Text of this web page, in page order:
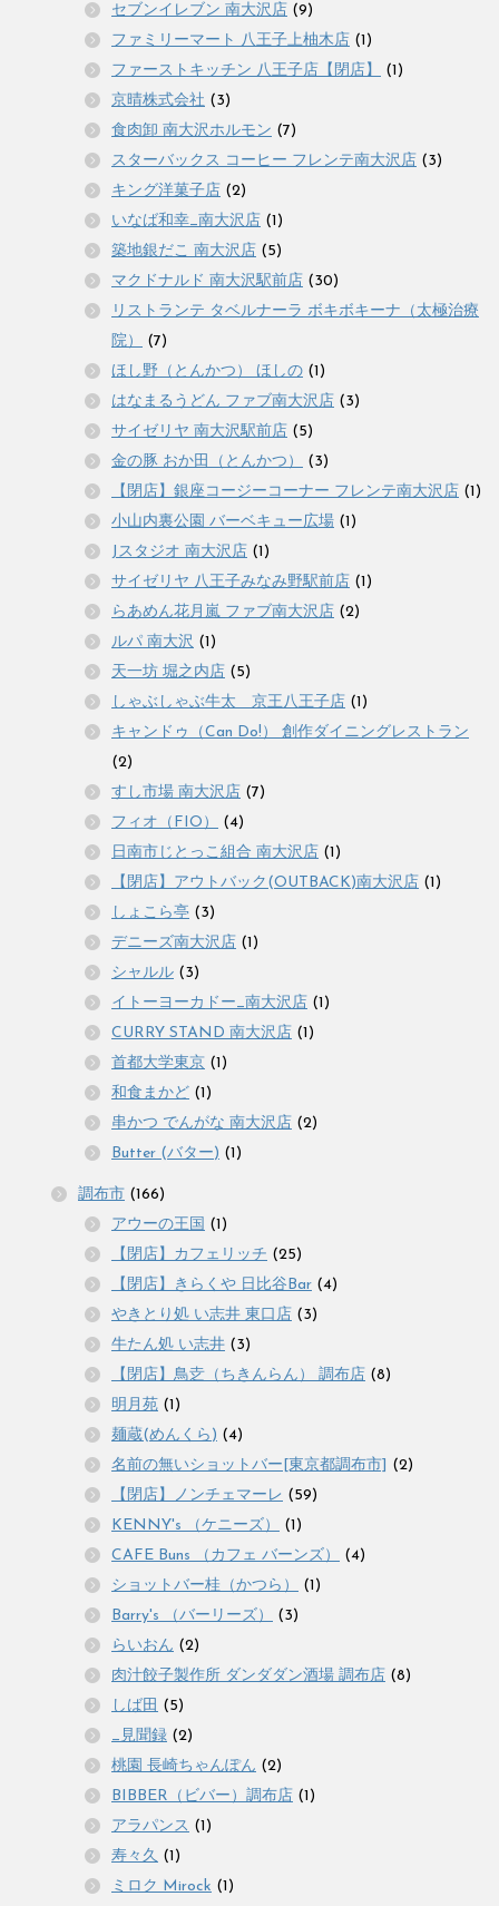
セブンイレブン 南大沢店 (9)
ファミリーマート 八王子上柚木店 (1)
ファーストキッチン 八王子店【閉店】
(1)
京晴株式会社 (3)
食肉卸 南大沢ホルモン (7)
スターバックス コーヒー フレンテ南大沢店 (3)
キング洋菓子店 (2)
いなば和幸_南大沢店 (1)
築地銀だこ 南大沢店 (5)
マクドナルド 南大沢駅前店 (30)
リストランテ タベルナーラ ボキボキーナ（太極治療
院）
(7)
ほし野（とんかつ） ほしの (1)
はなまるうどん ファブ南大沢店 (3)
サイゼリヤ 南大沢駅前店 (5)
金の豚 おか田（とんかつ）
(3)
【閉店】銀座コージーコーナー フレンテ南大沢店 (1)
小山内裏公園 バーベキュー広場 (1)
Jスタジオ 南大沢店 (1)
サイゼリヤ 八王子みなみ野駅前店 (1)
らあめん花月嵐 ファブ南大沢店 (2)
ルパ 南大沢 (1)
天一坊 堀之内店 (5)
しゃぶしゃぶ牛太 京王八王子店 (1)
キャンドゥ（Can Do!） 創作ダイニングレストラン
(2)
すし市場 南大沢店 (7)
フィオ（FIO）
(4)
日南市じとっこ組合 南大沢店 (1)
【閉店】アウトバック(OUTBACK)南大沢店 (1)
しょこら亭 (3)
デニーズ南大沢店 (1)
シャルル (3)
イトーヨーカドー_南大沢店 (1)
CURRY STAND 南大沢店 (1)
首都大学東京 (1)
和食まかど (1)
串かつ でんがな 南大沢店 (2)
Butter (バター) (1)
調布市 (166)
アウーの王国 (1)
【閉店】カフェリッチ (25)
【閉店】きらくや 日比谷Bar (4)
やきとり処 い志井 東口店 (3)
牛たん処 い志井 (3)
【閉店】鳥赱（ちきんらん） 調布店 (8)
明月苑 (1)
麺蔵(めんくら) (4)
名前の無いショットバー[東京都調布市]
(2)
【閉店】ノンチェマーレ (59)
KENNY's （ケニーズ）
(1)
CAFE Buns （カフェ バーンズ）
(4)
ショットバー桂（かつら）
(1)
Barry's （バーリーズ）
(3)
らいおん (2)
肉汁餃子製作所 ダンダダン酒場 調布店 (8)
しば田 (5)
_見聞録 (2)
桃園 長崎ちゃんぽん (2)
BIBBER（ビバー）調布店 (1)
アラパンス (1)
寿々久 (1)
ミロク Mirock (1)